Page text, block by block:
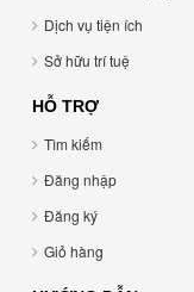
Dịch vụ tiện ích
Sở hữu trí tuệ
HỖ TRỢ
Tìm kiếm
Đăng nhập
Đăng ký
Giỏ hàng